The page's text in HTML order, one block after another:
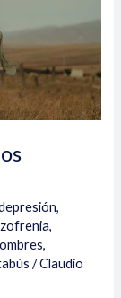
,
,
,
/Claudio